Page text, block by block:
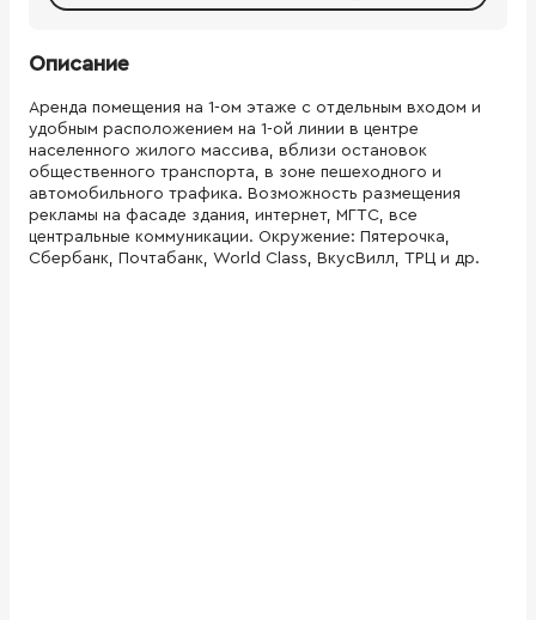
Описание
Аренда помещения на 1-ом этаже с отдельным входом и
удобным расположением на 1-ой линии в центре
населенного жилого массива, вблизи остановок
общественного транспорта, в зоне пешеходного и
автомобильного трафика. Возможность размещения
рекламы на фасаде здания, интернет, МГТС, все
центральные коммуникации. Окружение: Пятерочка,
Сбербанк, Почтабанк, World Class, ВкусВилл, ТРЦ и др.